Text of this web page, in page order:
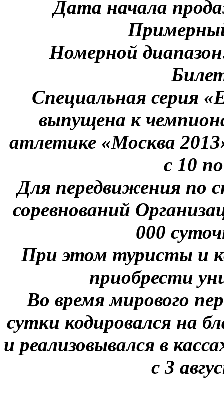
Дата начала
Номерной
Специальная серия
выпущена к
атлетике «Москва
с 10
Для передвижения по
соревнований
000
При этом туристы и
приобрести
Во время мирового
сутки кодировался на
и реализовывался в
с 3